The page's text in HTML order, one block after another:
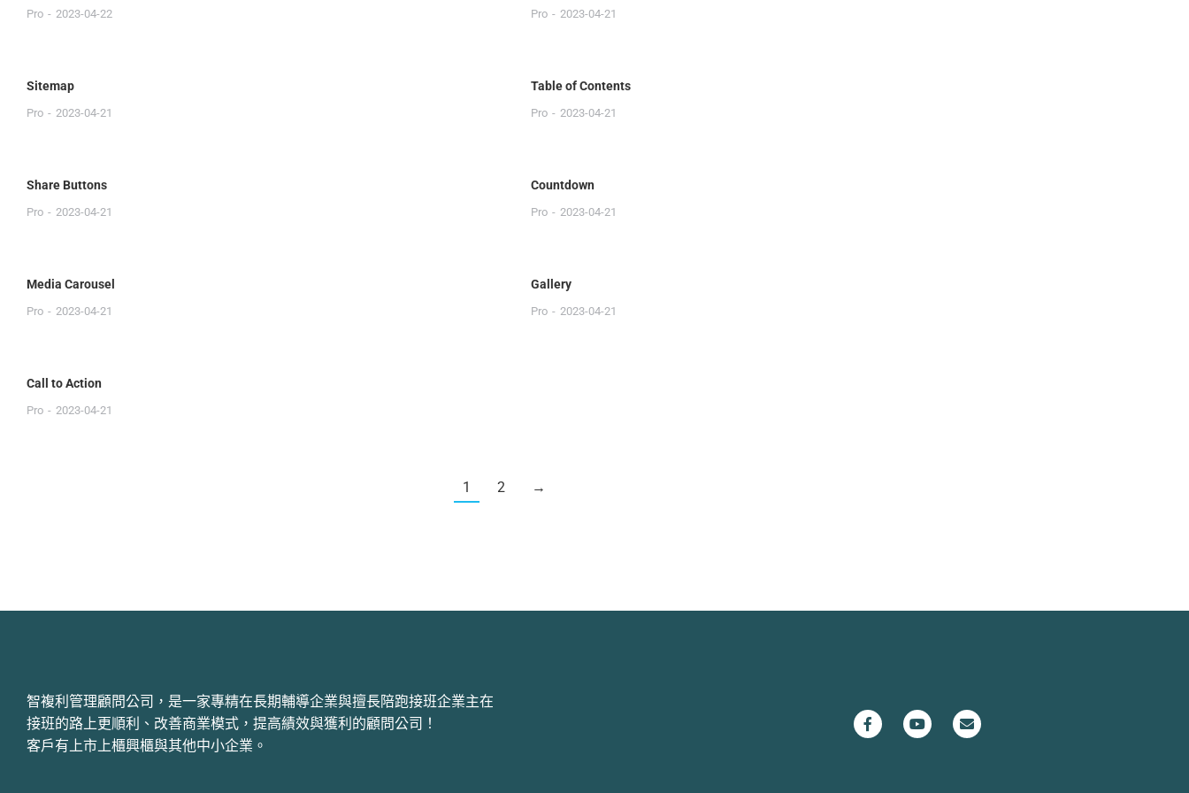
Pro 2023-04-22 Pro 2023-04-21
Sitemap
Pro 2023-04-21
Table of Contents
Pro 2023-04-21
Share Buttons
Pro 2023-04-21
Countdown
Pro 2023-04-21
Media Carousel
Pro 2023-04-21
Gallery
Pro 2023-04-21
Call to Action
Pro 2023-04-21
1 2 →
智複利管理顧問公司，是一家專精在長期輔導企業與擅長陪跑接班企業主在
接班的路上更順利、改善商業模式，提高績效與獲利的顧問公司！
客戶有上市上櫃興櫃與其他中小企業。